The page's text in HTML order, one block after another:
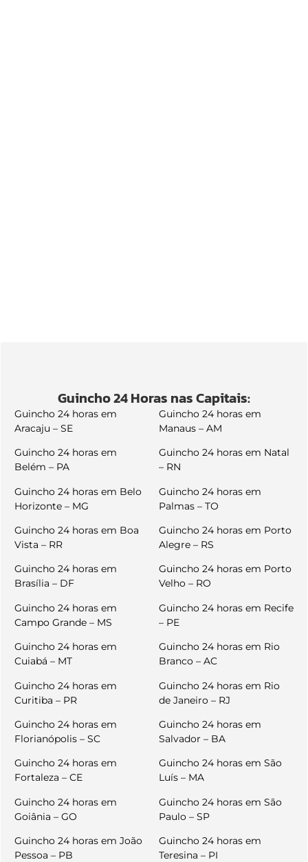
Guincho 24 Horas nas Capitais:
Guincho 24 horas em
Aracaju – SE
Guincho 24 horas em
Belém – PA
Guincho 24 horas em Belo
Horizonte – MG
Guincho 24 horas em Boa
Vista – RR
Guincho 24 horas em
Brasília – DF
Guincho 24 horas em
Campo Grande – MS
Guincho 24 horas em
Cuiabá – MT
Guincho 24 horas em
Curitiba – PR
Guincho 24 horas em
Florianópolis – SC
Guincho 24 horas em
Fortaleza – CE
Guincho 24 horas em
Goiânia – GO
Guincho 24 horas em João
Pessoa – PB
Guincho 24 horas em
Manaus – AM
Guincho 24 horas em Natal
– RN
Guincho 24 horas em
Palmas – TO
Guincho 24 horas em Porto
Alegre – RS
Guincho 24 horas em Porto
Velho – RO
Guincho 24 horas em Recife
– PE
Guincho 24 horas em Rio
Branco – AC
Guincho 24 horas em Rio
de Janeiro – RJ
Guincho 24 horas em
Salvador – BA
Guincho 24 horas em São
Luís – MA
Guincho 24 horas em São
Paulo – SP
Guincho 24 horas em
Teresina – PI